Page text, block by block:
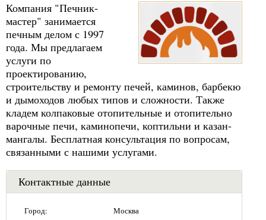
Компания "Печник-
мастер" занимается
печным делом с 1997
года. Мы предлагаем
услуги по
проектированию,
строительству и ремонту печей, каминов, барбекю
и дымоходов любых типов и сложности. Также
кладем колпаковые отопительные и отопительно
варочные печи, каминопечи, коптильни и казан-
мангалы. Бесплатная консультация по вопросам,
связанными с нашими услугами.
Контактные данные
Город: Москва